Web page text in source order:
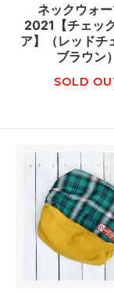
ネックウォ
2021【チェッ
ア】（レッドチ
ブラウン）
SOLD